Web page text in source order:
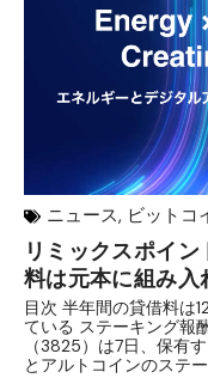
ニュース, ビットコ
リミックスポイ
料は元本に組み入
目次 半年間の貸借料は
ている ステーキング報
（3825）は7日、保有
とアルトコインのステ